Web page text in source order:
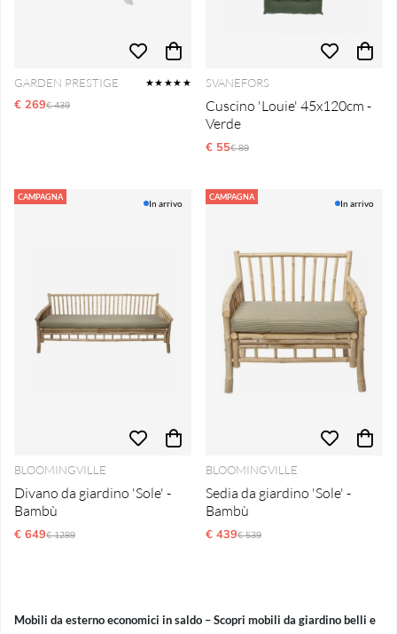
GARDEN PRESTIGE ★★★★★
€ 269Prezzo ordinario:
€ 439
SVANEFORS
Cuscino 'Louie' 45x120cm -
Verde
€ 55Prezzo ordinario:
€ 89
CAMPAGNA
In arrivo
BLOOMINGVILLE
Divano da giardino 'Sole' -
Bambù
€ 649Prezzo ordinario:
€ 1289
CAMPAGNA
In arrivo
BLOOMINGVILLE
Sedia da giardino 'Sole' -
Bambù
€ 439Prezzo ordinario:
€ 539
Mobili da esterno economici in saldo – Scopri mobili da giardino belli e